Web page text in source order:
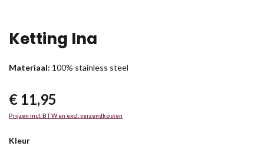
Ketting Ina
Materiaal: 100% stainless steel
€ 11,95
Prijzen incl. BTW en excl. verzendkosten
Kleur